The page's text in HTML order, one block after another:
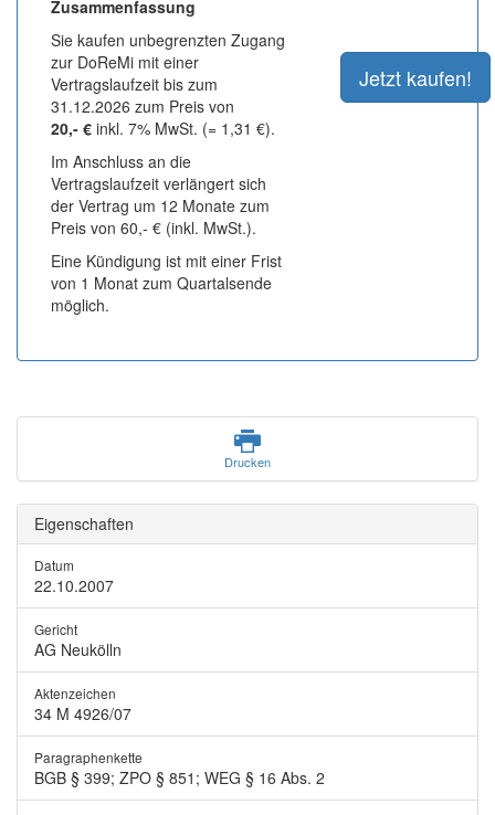
Zusammenfassung
Sie kaufen unbegrenzten Zugang
zur DoReMi mit einer
Vertragslaufzeit bis zum
31.12.2026 zum Preis von
20,- € inkl. 7% MwSt. (= 1,31 €).
Im Anschluss an die
Vertragslaufzeit verlängert sich
der Vertrag um 12 Monate zum
Preis von 60,- € (inkl. MwSt.).
Eine Kündigung ist mit einer Frist
von 1 Monat zum Quartalsende
möglich.
Drucken
Eigenschaften
Datum
22.10.2007
Gericht
AG Neukölln
Aktenzeichen
34 M 4926/07
Paragraphenkette
BGB § 399; ZPO § 851; WEG § 16 Abs. 2